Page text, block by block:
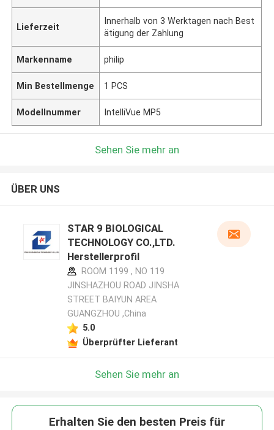
Lieferzeit
Innerhalb von 3 Werktagen nach Best
ätigung der Zahlung
Markenname philip
Min Bestellmenge 1 PCS
Modellnummer IntelliVue MP5
Sehen Sie mehr an
ÜBER UNS
STAR 9 BIOLOGICAL
TECHNOLOGY CO.,LTD.
Herstellerprofil
ROOM 1199 , NO 119
JINSHAZHOU ROAD JINSHA
STREET BAIYUN AREA
GUANGZHOU ,China
5.0
Überprüfter Lieferant
Sehen Sie mehr an
Erhalten Sie den besten Preis für